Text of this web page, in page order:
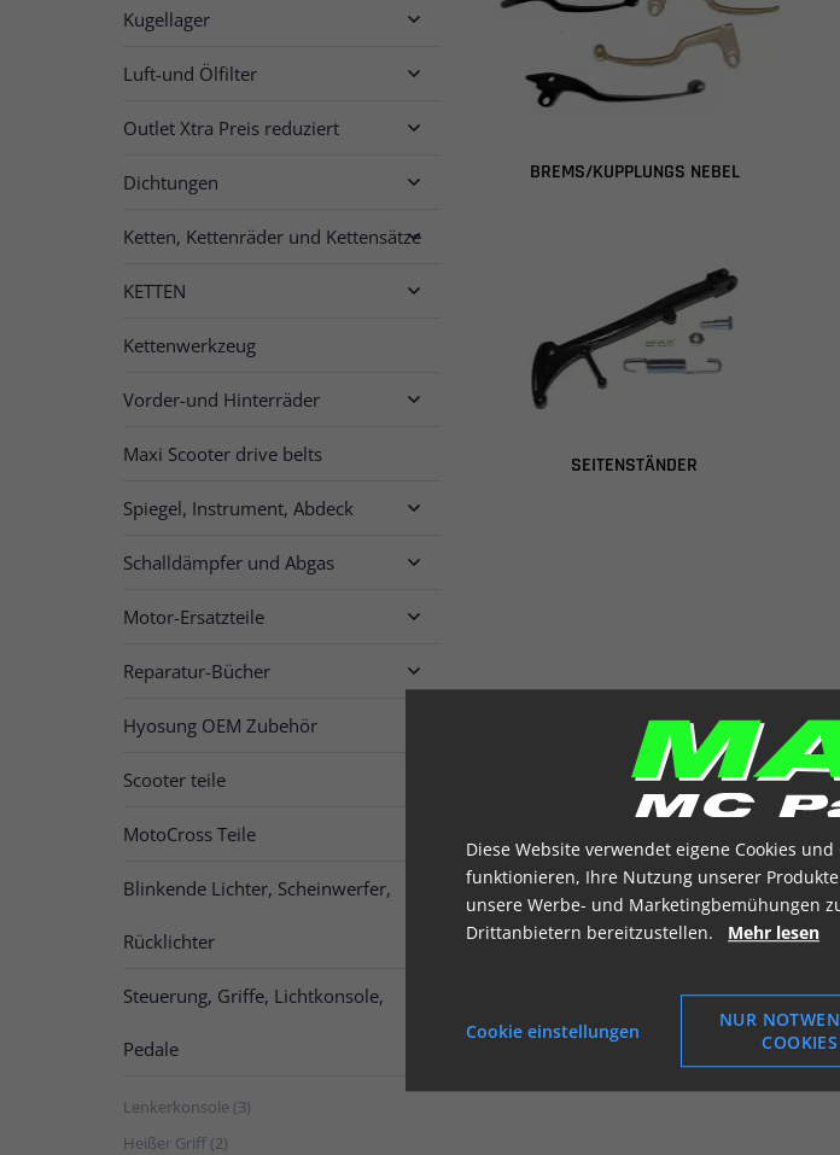
Kugellager 
Luft-und Ölfilter 
Outlet Xtra Preis reduziert 
Dichtungen 
Ketten, Kettenräder und Kettensätze

KETTEN 
Kettenwerkzeug
Vorder-und Hinterräder 
Maxi Scooter drive belts
Spiegel, Instrument, Abdeck 
Schalldämpfer und Abgas 
Motor-Ersatzteile 
Reparatur-Bücher 
Hyosung OEM Zubehör
Scooter teile
MotoCross Teile
Blinkende Lichter, Scheinwerfer,
Rücklichter
Steuerung, Griffe, Lichtkonsole,
Pedale
Lenkerkonsole (3)
Heißer Griff (2)
BREMS/KUPPLUNGS NEBEL
SEITENSTÄNDER
Diese Website verwendet eigene Cookies
funktionieren, Ihre Nutzung unserer
unsere Werbe- und Marketingbemühungen
Drittanbietern bereitzustellen. Mehr lesen
Cookie einstellungen
NUR
COOKIES